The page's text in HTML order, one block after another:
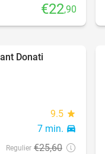
€22,90
Donati
9.5 star
7 min. directions_car
Regulier €25,60